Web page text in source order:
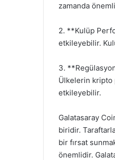
zamanda
2. **Kulüp
etkileyebilir.
3.
Ülkelerin kripto
etkileyebilir.
Galatasaray
biridir.
bir fırsat
önemlidir.